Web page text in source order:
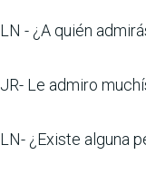
LN - ¿A quién
JR- Le admiro
LN- ¿Existe alguna